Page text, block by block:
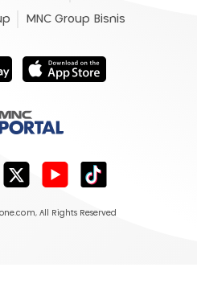
MNC Group Bisnis
, All Rights Reserved